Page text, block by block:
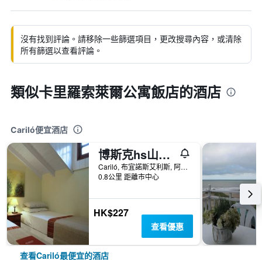
沒有找到評論。請移除一些篩選項目，更改搜尋內容，或清除
所有篩選以查看評論。
類似卡里羅索萊爾公寓飯店的酒店
Cariló便宜酒店
博斯克hs山林小屋
Cariló, 布宜諾斯艾利斯, 阿根廷
0.8公里 距離市中心
HK$227
查看優惠
查看Cariló最便宜的酒店